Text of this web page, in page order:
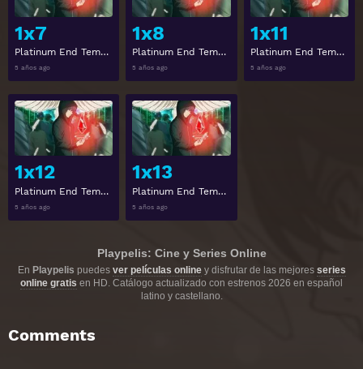
1x7
Platinum End Temporada 1 Capitulo 7
5 años ago
1x8
Platinum End Temporada 1 Capitulo 8
5 años ago
1x11
Platinum End Temporada 1 Capitulo 11
5 años ago
1x12
Platinum End Temporada 1 Capitulo 12
5 años ago
View
1x13
Platinum End Temporada 1 Capitulo 13
5 años ago
Playpelis: Cine y Series Online
En Playpelis puedes ver películas onliney disfrutar de las mejores series
online gratis en HD. Catálogo actualizado con estrenos 2026 en español
latino y castellano.
Comments